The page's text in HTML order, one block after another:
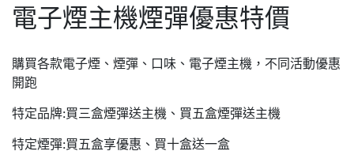
電子煙主機煙彈優惠特價
購買各款電子煙、煙彈、口味、電子煙主機，不同活動優惠
開跑
特定品牌:買三盒煙彈送主機、買五盒煙彈送主機
特定煙彈:買五盒享優惠、買十盒送一盒